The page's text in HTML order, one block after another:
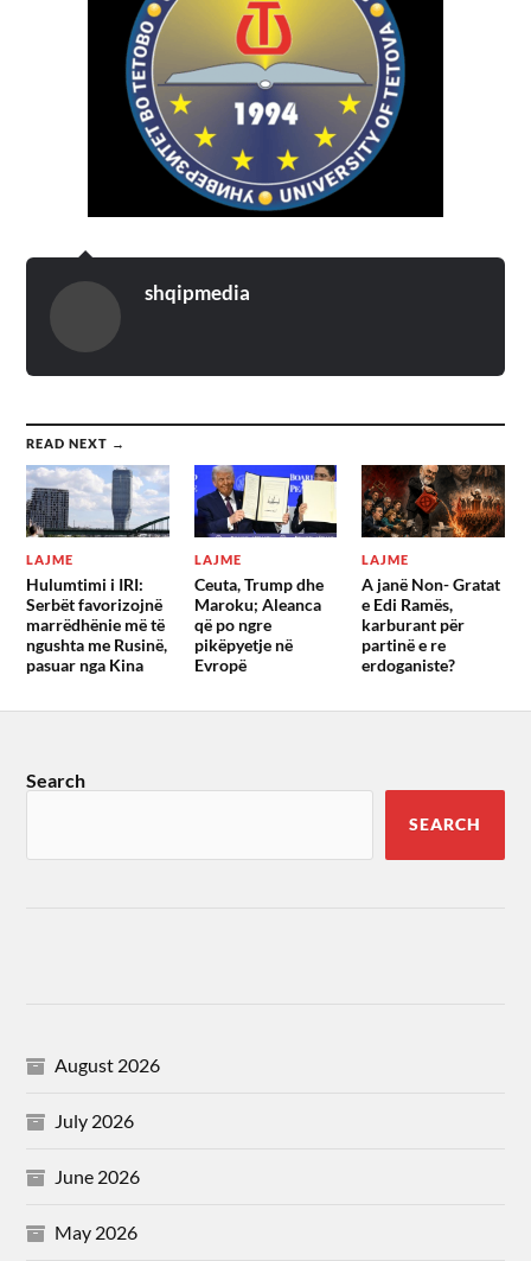
shqipmedia
READ NEXT →
LAJME
Hulumtimi i IRI:
Serbët favorizojnë
marrëdhënie më të
ngushta me Rusinë,
pasuar nga Kina
LAJME
Ceuta, Trump dhe
Maroku; Aleanca
që po ngre
pikëpyetje në
Evropë
LAJME
A janë Non- Gratat
e Edi Ramës,
karburant për
partinë e re
erdoganiste?
Search
SEARCH
August 2026
July 2026
June 2026
May 2026